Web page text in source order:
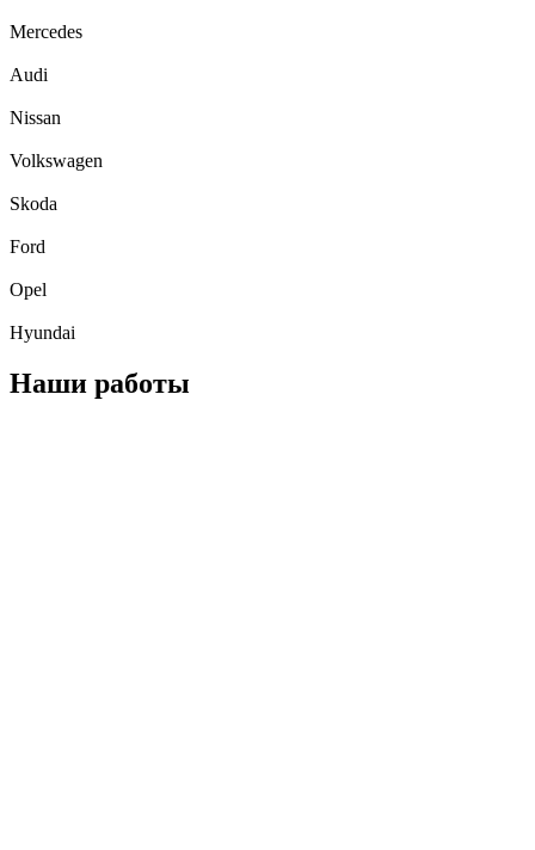
Mercedes
Audi
Nissan
Volkswagen
Skoda
Ford
Opel
Hyundai
Наши работы